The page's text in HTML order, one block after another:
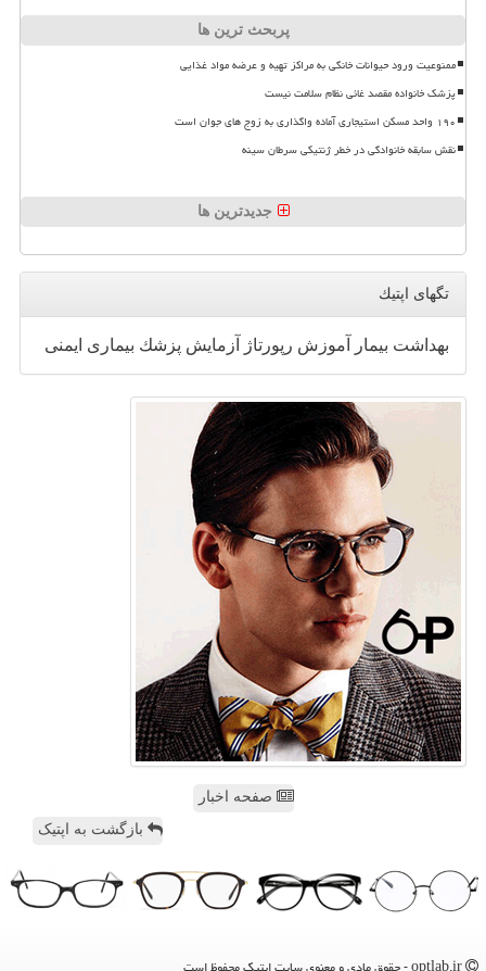
پربحث ترین ها
ممنوعیت ورود حیوانات خانگی به مراکز تهیه و عرضه مواد غذایی
پزشک خانواده مقصد غائی نظام سلامت نیست
۱۹۰ واحد مسکن استیجاری آماده واگذاری به زوج های جوان است
نقش سابقه خانوادگی در خطر ژنتیکی سرطان سینه
جدیدترین ها
تگهای اپتیك
بهداشت بیمار آموزش رپورتاژ آزمایش پزشك بیماری ایمنی
صفحه اخبار
بازگشت به اپتیک